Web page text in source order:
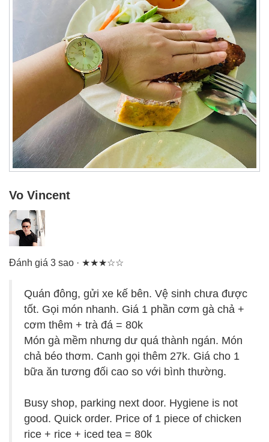
Vo Vincent
Đánh giá 3 sao · ★★★☆☆
Quán đông, gửi xe kế bên. Vệ sinh chưa được
tốt. Gọi món nhanh. Giá 1 phần cơm gà chả +
cơm thêm + trà đá = 80k
Món gà mềm nhưng dư quá thành ngán. Món
chả béo thơm. Canh gọi thêm 27k. Giá cho 1
bữa ăn tương đối cao so với bình thường.
Busy shop, parking next door. Hygiene is not
good. Quick order. Price of 1 piece of chicken
rice + rice + iced tea = 80k